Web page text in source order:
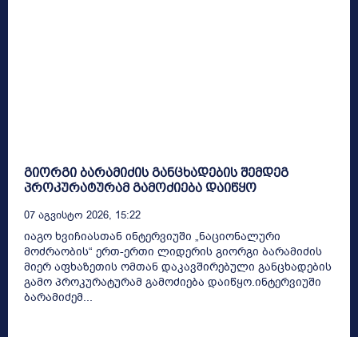
გიორგი ბარამიძის განცხადების შემდეგ
პროკურატურამ გამოძიება დაიწყო
07 Აგვისტო 2026, 15:22
იაგო ხვიჩიასთან ინტერვიუში „ნაციონალური
მოძრაობის“ ერთ-ერთი ლიდერის გიორგი ბარამიძის
მიერ აფხაზეთის ომთან დაკავშირებული განცხადების
გამო პროკურატურამ გამოძიება დაიწყო.ინტერვიუში
ბარამიძემ...